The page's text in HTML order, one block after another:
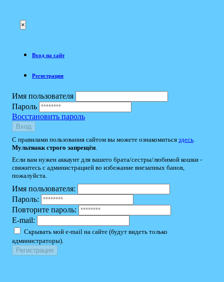
×
Вход на сайт
Регистрация
Имя пользователя
Пароль
Восстановить пароль
Вход
С правилами пользования сайтом вы можете ознакомиться здесь
Мультиакк строго запрещён
Если вам нужен аккаунт для вашего брата/сестры/любимой кошки -
свяжитесь с администрацией во избежание внезапных банов,
пожалуйста.
Имя пользователя:
Пароль:
Повторите пароль:
E-mail:
Скрывать мой e-mail на сайте (будут видеть только
администраторы).